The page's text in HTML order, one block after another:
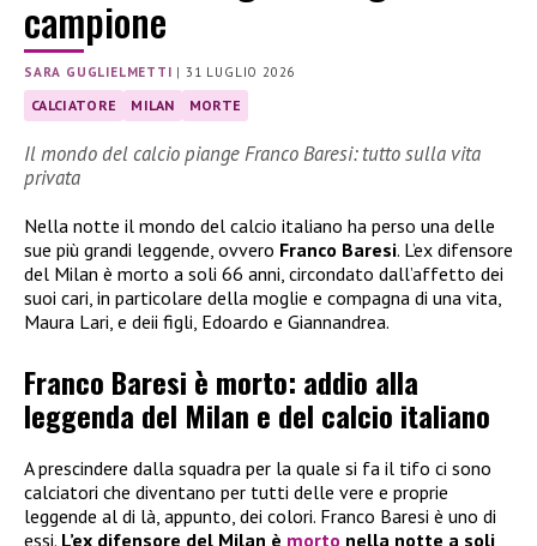
campione
SARA GUGLIELMETTI |31 LUGLIO 2026
CALCIATORE MILAN MORTE
Il mondo del calcio piange Franco Baresi: tutto sulla vita
privata
Nella notte il mondo del calcio italiano ha perso una delle
sue più grandi leggende, ovvero Franco Baresi. L’ex difensore
del Milan è morto a soli 66 anni, circondato dall’affetto dei
suoi cari, in particolare della moglie e compagna di una vita,
Maura Lari, e deii figli, Edoardo e Giannandrea.
Franco Baresi è morto: addio alla
leggenda del Milan e del calcio italiano
A prescindere dalla squadra per la quale si fa il tifo ci sono
calciatori che diventano per tutti delle vere e proprie
leggende al di là, appunto, dei colori. Franco Baresi è uno di
essi. L’ex difensore del Milan è morto nella notte a soli